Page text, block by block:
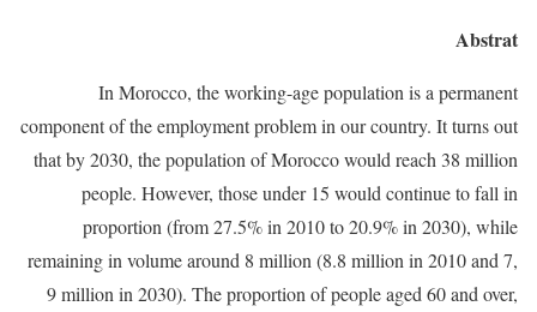
Abstrat
In Morocco, the working-age population is a permanent
component of the employment problem in our country. It turns out
that by 2030, the population of Morocco would reach 38 million
people. However, those under 15 would continue to fall in
proportion (from 27.5% in 2010 to 20.9% in 2030), while
remaining in volume around 8 million (8.8 million in 2010 and 7,
9 million in 2030). The proportion of people aged 60 and over,